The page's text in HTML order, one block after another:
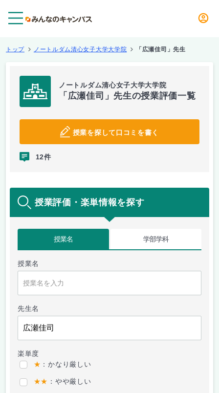
トップ ノートルダム清心女子大学大学院 「広瀬佳司」先生
ノートルダム清心女子大学大学院
「広瀬佳司」先生の授業評価一覧
授業を探して口コミを書く
12件
授業評価・楽単情報を探す
授業名 学部学科
授業名
先生名
楽単度
★ ：かなり厳しい
★★ ：やや厳しい